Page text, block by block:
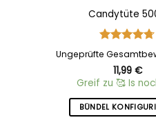
Candytüte
Bewertet
von 5
Ungeprüfte
11,99 €
Greif zu 🥰 Is
BÜNDEL